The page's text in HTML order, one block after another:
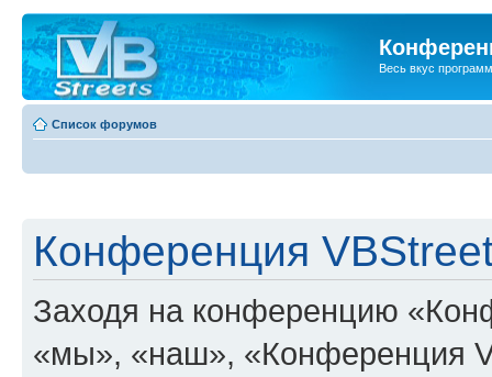
Весь вкус
Список форумов
Конференция
Заходя на конференцию
«мы», «наш», «Конференция